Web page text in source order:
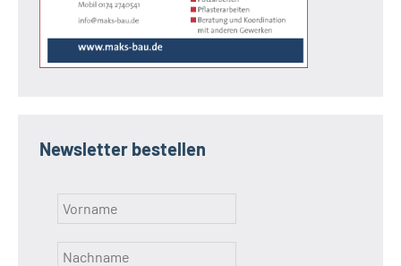
Newsletter bestellen